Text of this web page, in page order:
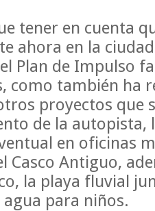
tener en cuenta
ahora en la
Plan de Impulso
como también ha
proyectos que
de la autopista,
en oficinas
Casco Antiguo,
la playa fluvial
para niños.